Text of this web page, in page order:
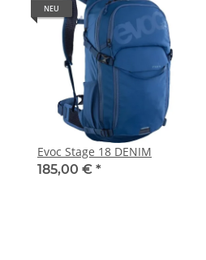
NEU
Evoc Stage 18 DENIM
185,00 € *